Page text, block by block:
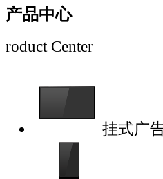
产品中心
roduct Center
挂式广